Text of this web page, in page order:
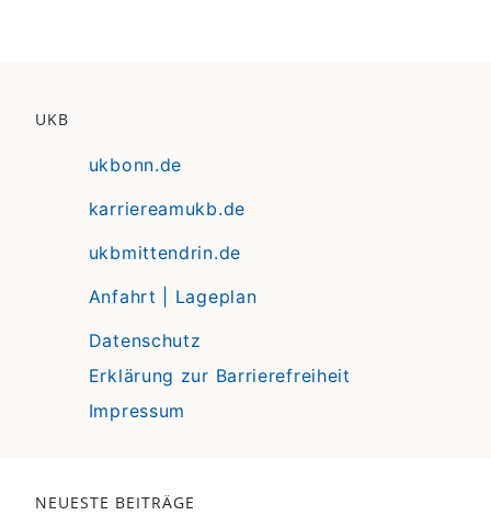
UKB
ukbonn.de
karriereamukb.de
ukbmittendrin.de
Anfahrt | Lageplan
Datenschutz
Erklärung zur Barrierefreiheit
Impressum
NEUESTE BEITRÄGE